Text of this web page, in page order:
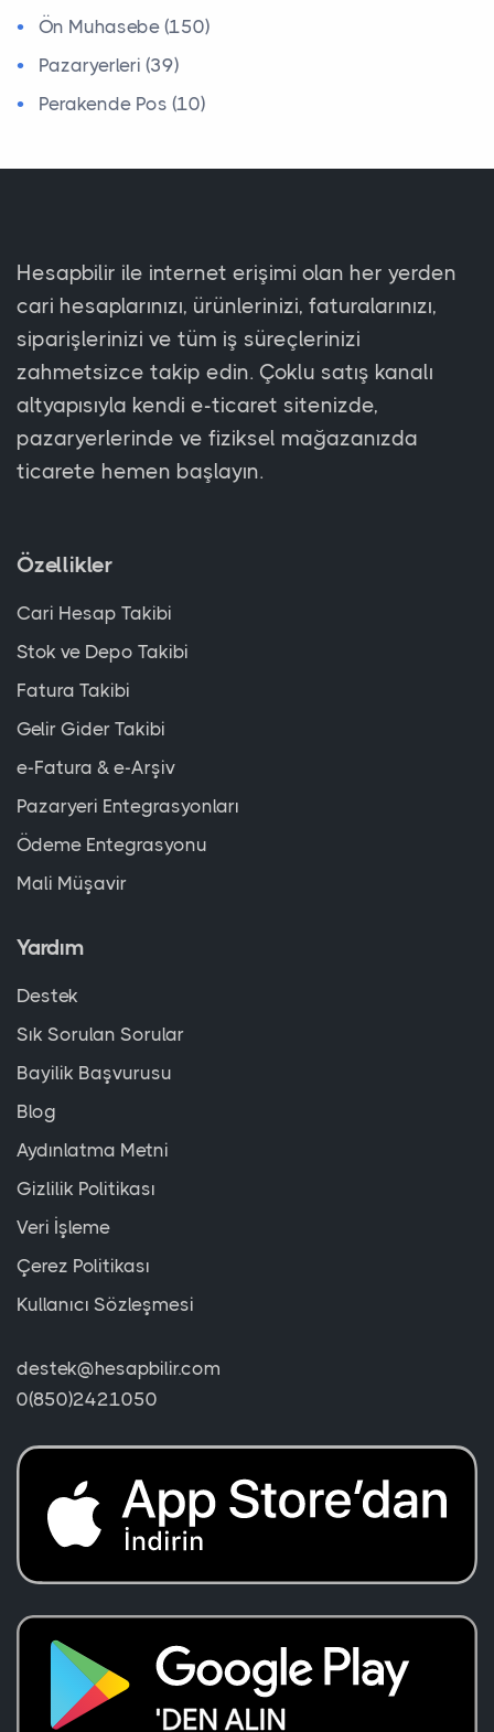
Ön Muhasebe (150)
Pazaryerleri (39)
Perakende Pos (10)
Hesapbilir ile internet erişimi olan her yerden
cari hesaplarınızı, ürünlerinizi, faturalarınızı,
siparişlerinizi ve tüm iş süreçlerinizi
zahmetsizce takip edin. Çoklu satış kanalı
altyapısıyla kendi e-ticaret sitenizde,
pazaryerlerinde ve fiziksel mağazanızda
ticarete hemen başlayın.
Özellikler
Cari Hesap Takibi
Stok ve Depo Takibi
Fatura Takibi
Gelir Gider Takibi
e-Fatura & e-Arşiv
Pazaryeri Entegrasyonları
Ödeme Entegrasyonu
Mali Müşavir
Yardım
Destek
Sık Sorulan Sorular
Bayilik Başvurusu
Blog
Aydınlatma Metni
Gizlilik Politikası
Veri İşleme
Çerez Politikası
Kullanıcı Sözleşmesi
destek@hesapbilir.com
0(850)2421050